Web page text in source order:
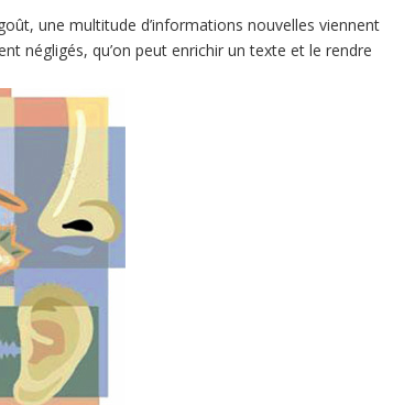
une multitude d’informations nouvelles viennent
négligés, qu’on peut enrichir un texte et le rendre